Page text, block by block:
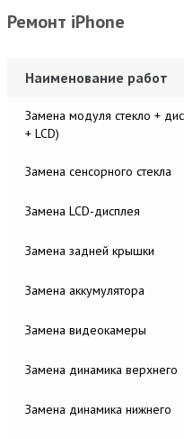
Ремонт iPhone
Наименование работ
Замена модуля стекло +
+ LCD)
Замена сенсорного стекла
Замена LCD-дисплея
Замена задней крышки
Замена аккумулятора
Замена видеокамеры
Замена динамика верхнего
Замена динамика нижнего